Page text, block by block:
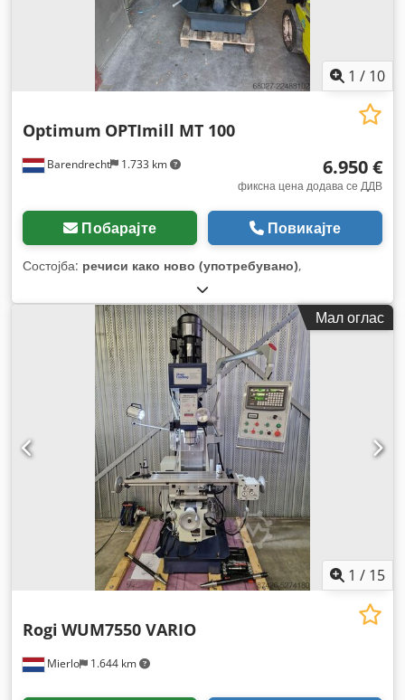
1 / 10
Barendrecht 1.733 km
Optimum OPTImill MT 100
6.950 €
фиксна цена додава се ДДВ
Побарајте Повикајте
Состојба: речиси како ново (употребувано),
Мал оглас
1 / 15
Mierlo 1.644 km
Rogi WUM7550 VARIO